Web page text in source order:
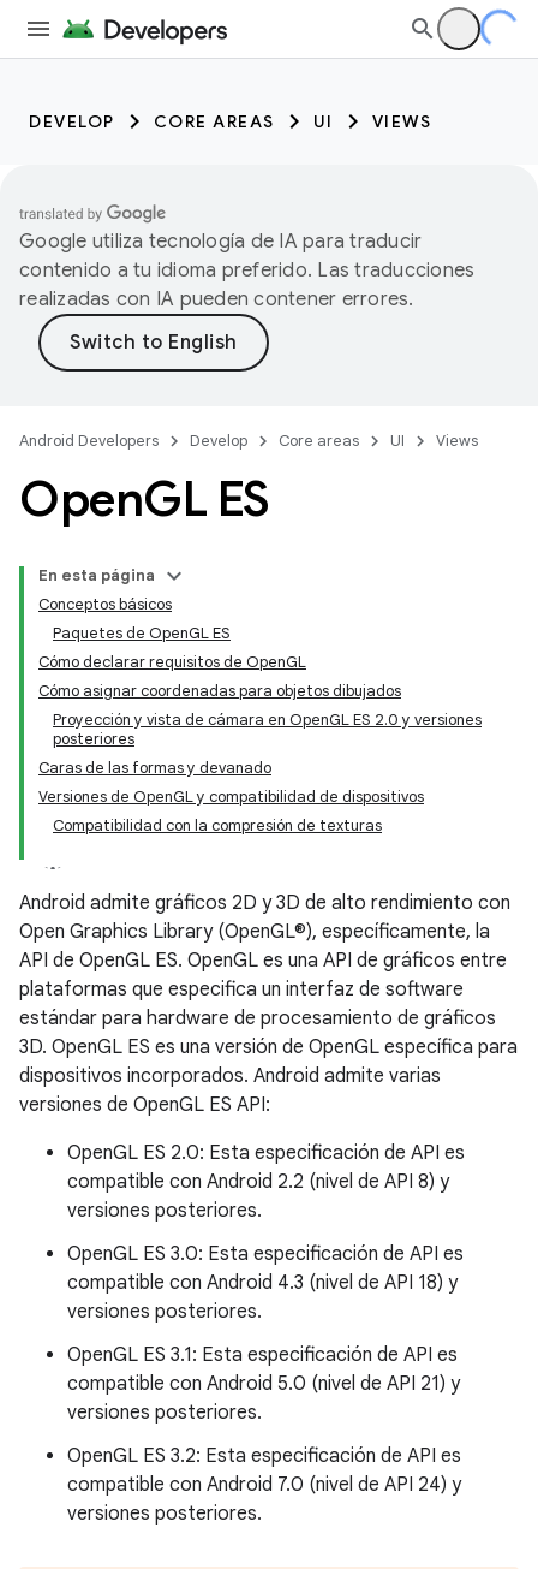
DEVELOP CORE AREAS UI VIEWS
Google utiliza tecnología de IA para traducir
contenido a tu idioma preferido. Las traducciones
realizadas con IA pueden contener errores.
Android Developers Develop Core areas UI Views
OpenGL ES
En esta página
Conceptos básicos
Paquetes de OpenGL ES
Cómo declarar requisitos de OpenGL
Cómo asignar coordenadas para objetos dibujados
Proyección y vista de cámara en OpenGL ES 2.0 y versiones
posteriores
Caras de las formas y devanado
Versiones de OpenGL y compatibilidad de dispositivos
Compatibilidad con la compresión de texturas
Android admite gráficos 2D y 3D de alto rendimiento con
Open Graphics Library (OpenGL®), específicamente, la
API de OpenGL ES. OpenGL es una API de gráficos entre
plataformas que especifica un interfaz de software
estándar para hardware de procesamiento de gráficos
3D. OpenGL ES es una versión de OpenGL específica para
dispositivos incorporados. Android admite varias
versiones de OpenGL ES API:
OpenGL ES 2.0: Esta especificación de API es
compatible con Android 2.2 (nivel de API 8) y
versiones posteriores.
OpenGL ES 3.0: Esta especificación de API es
compatible con Android 4.3 (nivel de API 18) y
versiones posteriores.
OpenGL ES 3.1: Esta especificación de API es
compatible con Android 5.0 (nivel de API 21) y
versiones posteriores.
OpenGL ES 3.2: Esta especificación de API es
compatible con Android 7.0 (nivel de API 24) y
versiones posteriores.